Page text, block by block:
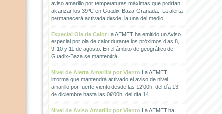
aviso amarillo por temperaturas máximas que podrían
alcanzar los 39ºC en Guadix-Baza-Granada. La alerta
permanecerá activada desde la una del medio...
Especial Ola de CalorLa AEMET ha emitido un Aviso
especial por ola de calor durante los próximos días 8,
9, 10 y 11 de agosto. En el ámbito de geográfico de
Guadix-Baza se mantendrá...
Nivel de Alerta Amarilla por VientoLa AEMET
informa que mantendrá activado el aviso de nivel
amarillo por fuerte viento desde las 12'00h. del día 13
de diciembre hasta las 06'00h. del día 14....
Nivel de Aviso Amarillo por VientoLa AEMET ha